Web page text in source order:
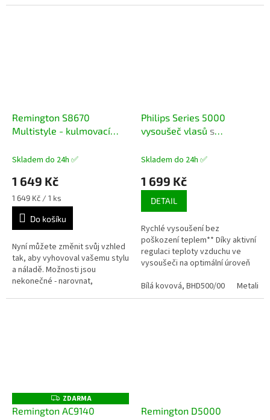
Remington S8670
Multistyle - kulmovací
multistyler
Skladem do 24h ✅
1 649 Kč
Měrná
cena:
1 649 Kč / 1 ks
Do košíku
Nyní můžete změnit svůj vzhled
tak, aby vyhovoval vašemu stylu
a náladě. Možnosti jsou
nekonečné - narovnat,
Philips Series 5000
vysoušeč vlasů s
a 3 nástavci
Skladem do 24h ✅
1 699 Kč
DETAIL
Rychlé vysoušení bez
poškození teplem** Díky aktivní
regulaci teploty vzduchu ve
vysoušeči na optimální úroveň
ThermoShield dokonalou
ochranu před...
Bílá kovová, BHD500/00
Z
D
A
ZDARMA
Remington AC9140
Remington D5000